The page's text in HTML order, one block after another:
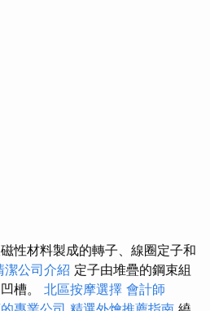
性材料製成的轉子、線圈定子和
潔公司介紹 定子由堆疊的鋼束組
槽。 北區按摩選擇 會計師